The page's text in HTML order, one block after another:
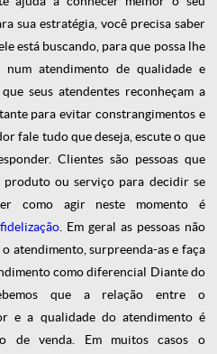
sua estratégia, você precisa saber
está buscando, para que possa lhe
num atendimento de qualidade e
seus atendentes reconheçam a
para evitar constrangimentos e
fale tudo que deseja, escute o que
Clientes são pessoas que
produto ou serviço para decidir se
como agir neste momento é
fidelização . Em geral as pessoas não
atendimento, surpreenda-as e faça
como diferencial Diante do
que a relação entre o
e a qualidade do atendimento é
de venda. Em muitos casos o